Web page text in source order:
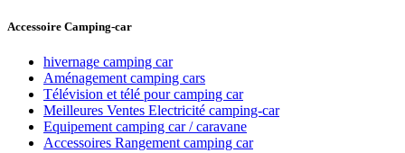
Accessoire Camping-car
hivernage camping car
Aménagement camping cars
Télévision et télé pour camping car
Meilleures Ventes Electricité camping-car
Equipement camping car / caravane
Accessoires Rangement camping car